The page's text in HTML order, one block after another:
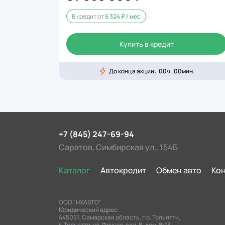
В кредит от6 324 ₽ / мес
Купить в кредит
До конца акции: 00ч. 00мин.
+7 (845) 247-69-94
Саратов, Симбирская ул., 154Б
Каталог Автокредит Обмен авто
ООО "НХАВТО"
Юридический адрес:
445051, Самарская область, г.о. Тольятти,